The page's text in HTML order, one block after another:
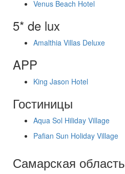
Venus Beach Hotel
5* de lux
Amalthia Villas Deluxe
APP
King Jason Hotel
Гостиницы
Aqua Sol Hiliday Village
Pafian Sun Holiday Village
Самарская область